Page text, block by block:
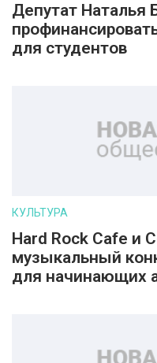
Депутат Наталья
для студентов
КУЛЬТУРА
Hard Rock Cafe и
музыкальный
для начинающих